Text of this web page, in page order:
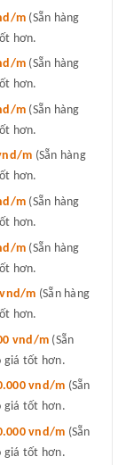
m (Sẵn hàng
hơn.
m (Sẵn hàng
hơn.
m (Sẵn hàng
hơn.
m (Sẵn hàng
hơn.
m (Sẵn hàng
hơn.
m (Sẵn hàng
hơn.
m (Sẵn hàng
hơn.
vnd/m (Sẵn
giá tốt hơn.
vnd/m (Sẵn
giá tốt hơn.
vnd/m (Sẵn
giá tốt hơn.